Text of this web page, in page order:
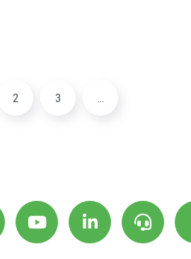
2 3 ...